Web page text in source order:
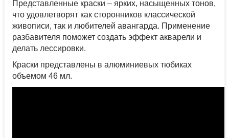
Представленные краски – ярких, насыщенных тонов,
что удовлетворят как сторонников классической
живописи, так и любителей авангарда. Применение
разбавителя поможет создать эффект акварели и
делать лессировки.
Краски представлены в алюминиевых тюбиках
объемом 46 мл.